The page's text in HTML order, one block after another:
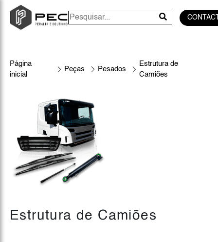
Página
inicial
Peças Pesados
Estrutura de
Camiões
Estrutura de Camiões